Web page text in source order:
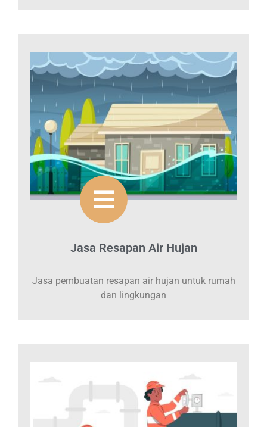
Jasa Resapan Air Hujan
Jasa pembuatan resapan air hujan untuk rumah
dan lingkungan